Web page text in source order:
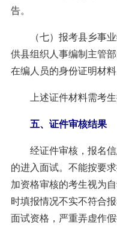
告。
（七）报考县乡事业
供县组织人事编制主管
在编人员的身份证明材料
上述证件材料需考生
五、证件审核结果
经证件审核，报名信
的进入面试。不能按要
加资格审核的考生视为
时填报情况不实不符合
面试资格，严重弄虚作